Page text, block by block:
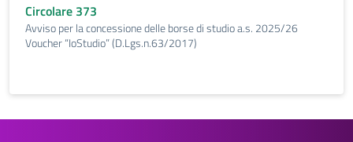
Circolare 373
Avviso per la concessione delle borse di studio a.s. 2025/26
Voucher “IoStudio” (D.Lgs.n.63/2017)